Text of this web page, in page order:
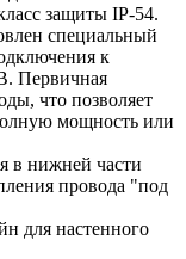
защиты IP-54.
специальный
к
Первичная
что позволяет
мощность или
в нижней части
провода "под
для настенного